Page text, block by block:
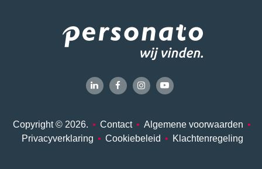
Copyright © 2026. • Contact • Algemene voorwaarden •
Privacyverklaring • Cookiebeleid • Klachtenregeling